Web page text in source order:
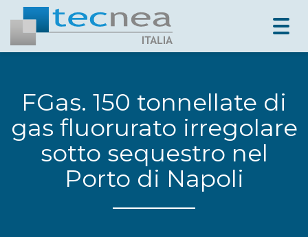
FGas. 150 tonnellate di
gas fluorurato irregolare
sotto sequestro nel
Porto di Napoli